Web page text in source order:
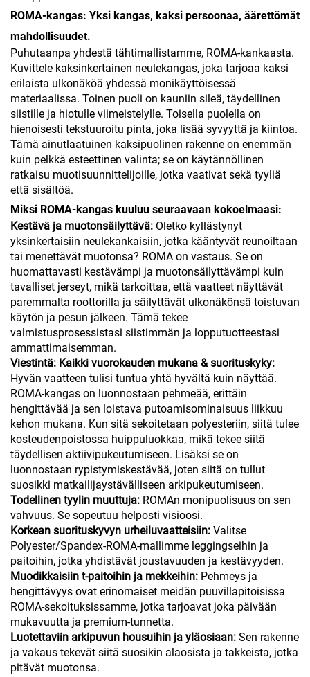
ROMA-kangas: Yksi kangas, kaksi persoonaa, äärettömät
mahdollisuudet.
Puhutaanpa yhdestä tähtimallistamme, ROMA-kankaasta.
Kuvittele kaksinkertainen neulekangas, joka tarjoaa kaksi
erilaista ulkonäköä yhdessä monikäyttöisessä
materiaalissa. Toinen puoli on kauniin sileä, täydellinen
siistille ja hiotulle viimeistelylle. Toisella puolella on
hienoisesti tekstuuroitu pinta, joka lisää syvyyttä ja kiintoa.
Tämä ainutlaatuinen kaksipuolinen rakenne on enemmän
kuin pelkkä esteettinen valinta; se on käytännöllinen
ratkaisu muotisuunnittelijoille, jotka vaativat sekä tyyliä
että sisältöä.
Miksi ROMA-kangas kuuluu seuraavaan kokoelmaasi:
Kestävä ja muotonsäilyttävä: Oletko kyllästynyt
yksinkertaisiin neulekankaisiin, jotka kääntyvät reunoiltaan
tai menettävät muotonsa? ROMA on vastaus. Se on
huomattavasti kestävämpi ja muotonsäilyttävämpi kuin
tavalliset jerseyt, mikä tarkoittaa, että vaatteet näyttävät
paremmalta roottorilla ja säilyttävät ulkonäkönsä toistuvan
käytön ja pesun jälkeen. Tämä tekee
valmistusprosessistasi siistimmän ja lopputuotteestasi
ammattimaisemman.
Viestintä: Kaikki vuorokauden mukana & suorituskyky:
Hyvän vaatteen tulisi tuntua yhtä hyvältä kuin näyttää.
ROMA-kangas on luonnostaan pehmeää, erittäin
hengittävää ja sen loistava putoamisominaisuus liikkuu
kehon mukana. Kun sitä sekoitetaan polyesteriin, siitä tulee
kosteudenpoistossa huippuluokkaa, mikä tekee siitä
täydellisen aktiivipukeutumiseen. Lisäksi se on
luonnostaan rypistymiskestävää, joten siitä on tullut
suosikki matkailijaystävälliseen arkipukeutumiseen.
Todellinen tyylin muuttuja: ROMAn monipuolisuus on sen
vahvuus. Se sopeutuu helposti visioosi.
Korkean suorituskyvyn urheiluvaatteisiin: Valitse
Polyester/Spandex-ROMA-mallimme leggingseihin ja
paitoihin, jotka yhdistävät joustavuuden ja kestävyyden.
Muodikkaisiin t-paitoihin ja mekkeihin: Pehmeys ja
hengittävyys ovat erinomaiset meidän puuvillapitoisissa
ROMA-sekoituksissamme, jotka tarjoavat joka päivään
mukavuutta ja premium-tunnetta.
Luotettaviin arkipuvun housuihin ja yläosiaan: Sen rakenne
ja vakaus tekevät siitä suosikin alaosista ja takkeista, jotka
pitävät muotonsa.